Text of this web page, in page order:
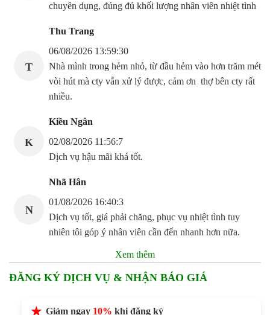
chuyên dụng, đúng đủ khối lượng nhân viên nhiệt tình
T
Thu Trang
06/08/2026 13:59:30
Nhà mình trong hẻm nhỏ, từ đầu hẻm vào hơn trăm mét
vòi hút mà cty vẫn xử lý được, cảm ơn thợ bên cty rất
nhiều.
K
Kiều Ngân
02/08/2026 11:56:7
Dịch vụ hậu mãi khá tốt.
N
Nhã Hân
01/08/2026 16:40:3
Dịch vụ tốt, giá phải chăng, phục vụ nhiệt tình tuy
nhiên tôi góp ý nhân viên cần đến nhanh hơn nữa.
Xem thêm
ĐĂNG KÝ DỊCH VỤ & NHẬN BÁO GIÁ
Giảm ngay 10% khi đăng ký